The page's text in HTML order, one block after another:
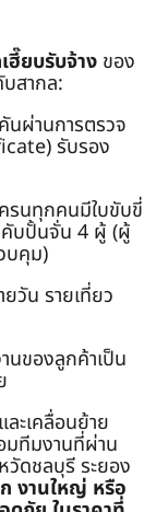
ฮี๊ยบรับจ้าง ของ
บสากล:
นผ่านการตรวจ
รับรอง
รนทุกคนมีใบขับขี่
คับปั้นจั่น 4 ผู้ (ผู้
บคุม)
ยวัน รายเที่ยว
นของลูกค้าเป็น
ะเคลื่อนย้าย
มทีมงานที่ผ่าน
ดชลบุรี ระยอง
งานใหญ่ หรือ